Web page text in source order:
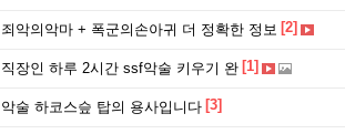
죄악의악마 + 폭군의손아귀 더 정확한 정보 [2]
직장인 하루 2시간 ssf악술 키우기 완 [1]
악술 하코스슾 탑의 용사입니다 [3]